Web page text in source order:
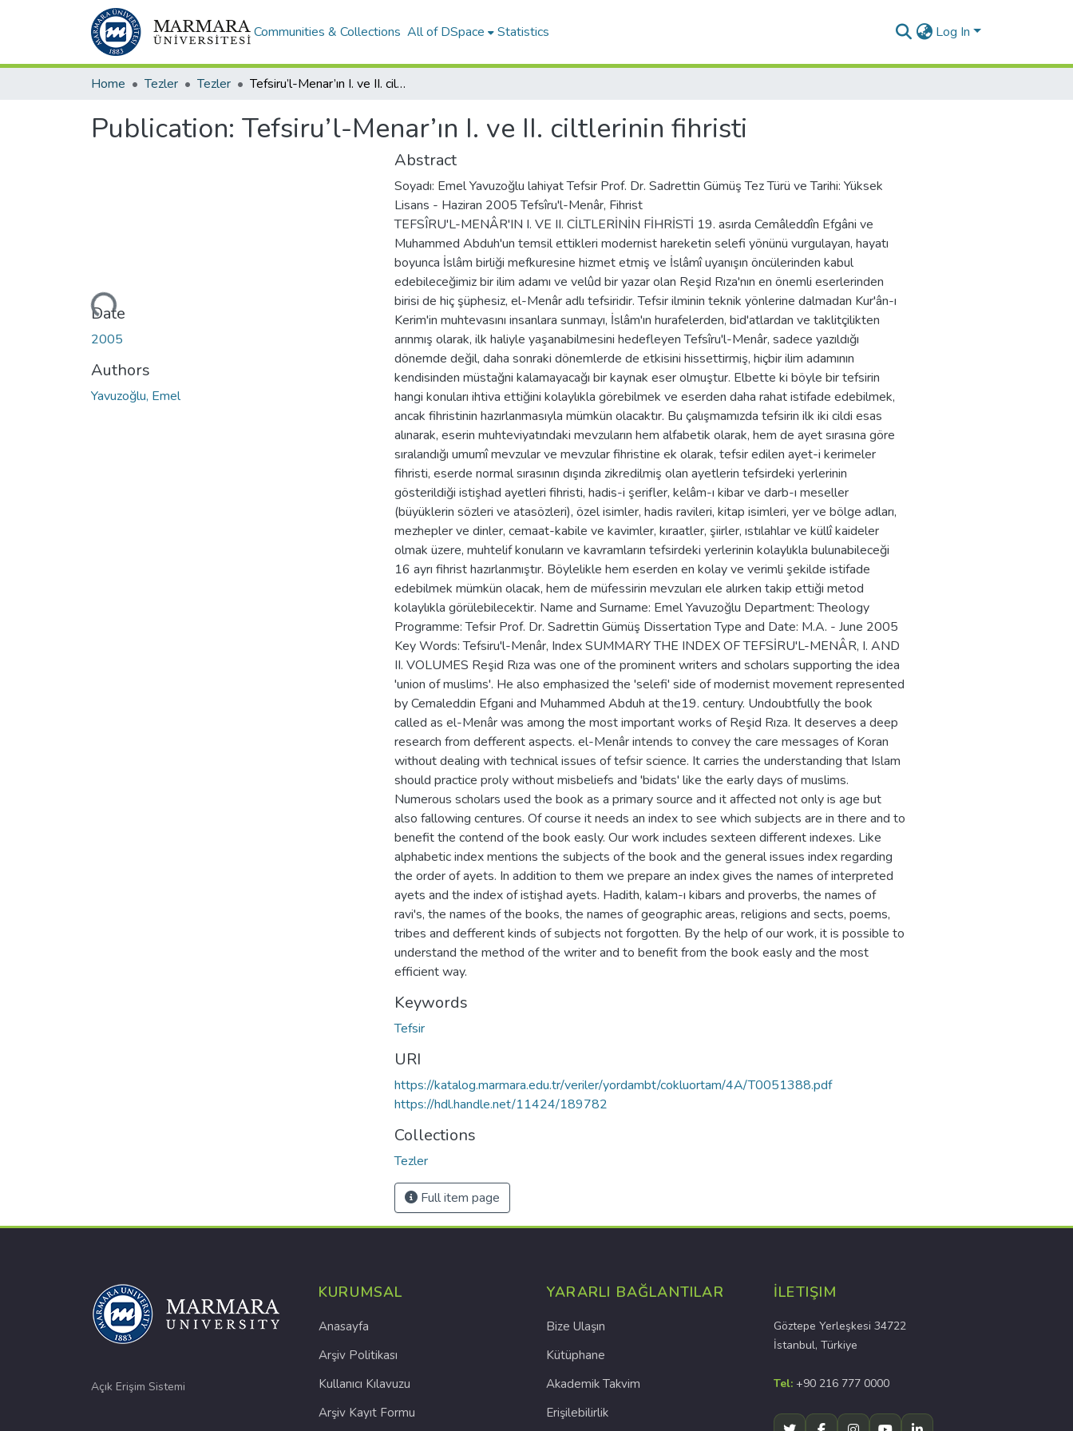
Communities & Collections All of DSpace Statistics Log In
Home Tezler Tezler Tefsiru’l-Menar’ın I. ve II. ciltlerinin fihristi
Publication: Tefsiru’l-Menar’ın I. ve II. ciltlerinin fihristi
Loading...
Date
2005
Authors
Yavuzoğlu, Emel
Abstract
Soyadı: Emel Yavuzoğlu lahiyat Tefsir Prof. Dr. Sadrettin Gümüş Tez Türü ve Tarihi: Yüksek
Lisans - Haziran 2005 Tefsîru'l-Menâr, Fihrist
TEFSÎRU'L-MENÂR'IN I. VE II. CİLTLERİNİN FİHRİSTİ 19. asırda Cemâleddîn Efgâni ve
Muhammed Abduh'un temsil ettikleri modernist hareketin selefi yönünü vurgulayan, hayatı
boyunca İslâm birliği mefkuresine hizmet etmiş ve İslâmî uyanışın öncülerinden kabul
edebileceğimiz bir ilim adamı ve velûd bir yazar olan Reşid Rıza'nın en önemli eserlerinden
birisi de hiç şüphesiz, el-Menâr adlı tefsiridir. Tefsir ilminin teknik yönlerine dalmadan Kur'ân-ı
Kerim'in muhtevasını insanlara sunmayı, İslâm'ın hurafelerden, bid'atlardan ve taklitçilikten
arınmış olarak, ilk haliyle yaşanabilmesini hedefleyen Tefsîru'l-Menâr, sadece yazıldığı
dönemde değil, daha sonraki dönemlerde de etkisini hissettirmiş, hiçbir ilim adamının
kendisinden müstağni kalamayacağı bir kaynak eser olmuştur. Elbette ki böyle bir tefsirin
hangi konuları ihtiva ettiğini kolaylıkla görebilmek ve eserden daha rahat istifade edebilmek,
ancak fihristinin hazırlanmasıyla mümkün olacaktır. Bu çalışmamızda tefsirin ilk iki cildi esas
alınarak, eserin muhteviyatındaki mevzuların hem alfabetik olarak, hem de ayet sırasına göre
sıralandığı umumî mevzular ve mevzular fihristine ek olarak, tefsir edilen ayet-i kerimeler
fihristi, eserde normal sırasının dışında zikredilmiş olan ayetlerin tefsirdeki yerlerinin
gösterildiği istişhad ayetleri fihristi, hadis-i şerifler, kelâm-ı kibar ve darb-ı meseller
(büyüklerin sözleri ve atasözleri), özel isimler, hadis ravileri, kitap isimleri, yer ve bölge adları,
mezhepler ve dinler, cemaat-kabile ve kavimler, kıraatler, şiirler, ıstılahlar ve küllî kaideler
olmak üzere, muhtelif konuların ve kavramların tefsirdeki yerlerinin kolaylıkla bulunabileceği
16 ayrı fihrist hazırlanmıştır. Böylelikle hem eserden en kolay ve verimli şekilde istifade
edebilmek mümkün olacak, hem de müfessirin mevzuları ele alırken takip ettiği metod
kolaylıkla görülebilecektir. Name and Surname: Emel Yavuzoğlu Department: Theology
Programme: Tefsir Prof. Dr. Sadrettin Gümüş Dissertation Type and Date: M.A. - June 2005
Key Words: Tefsiru'l-Menâr, Index SUMMARY THE INDEX OF TEFSİRU'L-MENÂR, I. AND
II. VOLUMES Reşid Rıza was one of the prominent writers and scholars supporting the idea
'union of muslims'. He also emphasized the 'selefi' side of modernist movement represented
by Cemaleddin Efgani and Muhammed Abduh at the19. century. Undoubtfully the book
called as el-Menâr was among the most important works of Reşid Rıza. It deserves a deep
research from defferent aspects. el-Menâr intends to convey the care messages of Koran
without dealing with technical issues of tefsir science. It carries the understanding that Islam
should practice proly without misbeliefs and 'bidats' like the early days of muslims.
Numerous scholars used the book as a primary source and it affected not only is age but
also fallowing centures. Of course it needs an index to see which subjects are in there and to
benefit the contend of the book easly. Our work includes sexteen different indexes. Like
alphabetic index mentions the subjects of the book and the general issues index regarding
the order of ayets. In addition to them we prepare an index gives the names of interpreted
ayets and the index of istişhad ayets. Hadith, kalam-ı kibars and proverbs, the names of
ravi's, the names of the books, the names of geographic areas, religions and sects, poems,
tribes and defferent kinds of subjects not forgotten. By the help of our work, it is possible to
understand the method of the writer and to benefit from the book easly and the most
efficient way.
Keywords
Tefsir
URI
https://katalog.marmara.edu.tr/veriler/yordambt/cokluortam/4A/T0051388.pdf
https://hdl.handle.net/11424/189782
Collections
Tezler
Full item page
Açık Erişim Sistemi
KURUMSAL
Anasayfa
Arşiv Politikası
Kullanıcı Kılavuzu
Arşiv Kayıt Formu
YARARLI BAĞLANTILAR
Bize Ulaşın
Kütüphane
Akademik Takvim
Erişilebilirlik
İLETIŞIM
Göztepe Yerleşkesi 34722
İstanbul, Türkiye
Tel: +90 216 777 0000